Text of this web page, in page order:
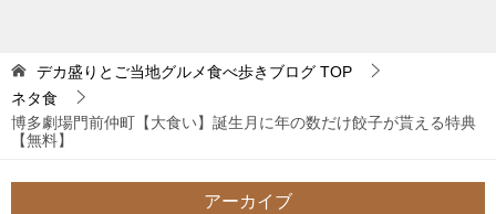
デカ盛りとご当地グルメ食べ歩きブログ TOP
ネタ食
博多劇場門前仲町【大食い】誕生月に年の数だけ餃子が貰える特典
【無料】
アーカイブ